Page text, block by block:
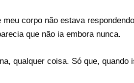
corpo não estava
que não ia embora nunca.
qualquer coisa. Só que,